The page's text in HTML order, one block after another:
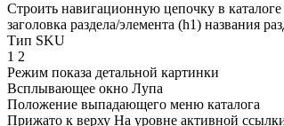
Строить навигационную цепочку в каталоге
заголовка раздела/элемента (h1) названия
Тип SKU
1 2
Режим показа детальной картинки
Всплывающее окно Лупа
Положение выпадающего меню каталога
Прижато к верху На уровне активной